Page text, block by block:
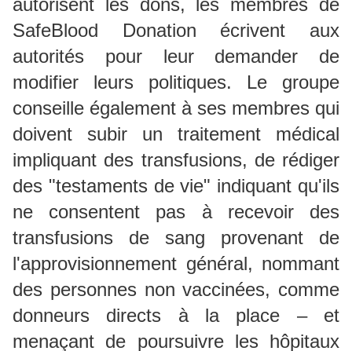
SafeBlood Donation écrivent aux
autorités pour leur demander de
modifier leurs politiques. Le groupe
conseille également à ses membres qui
doivent subir un traitement médical
impliquant des transfusions, de rédiger
des "testaments de vie" indiquant qu'ils
ne consentent pas à recevoir des
transfusions de sang provenant de
l'approvisionnement général, nommant
des personnes non vaccinées, comme
donneurs directs à la place – et
menaçant de poursuivre les hôpitaux